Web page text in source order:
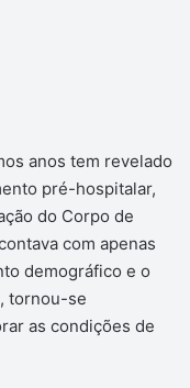
anos tem revelado
pré-hospitalar,
do Corpo de
com apenas
demográfico e o
tornou-se
as condições de